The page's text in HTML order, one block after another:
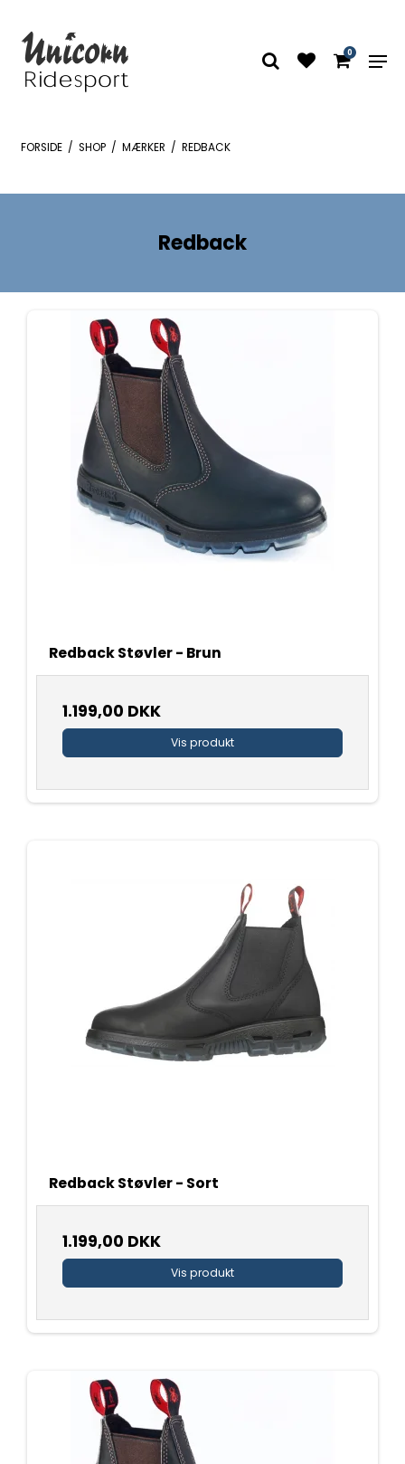
0
FORSIDE / SHOP / MÆRKER / REDBACK
Redback
Redback Støvler - Brun
1.199,00 DKK
Vis produkt
Redback Støvler - Sort
1.199,00 DKK
Vis produkt